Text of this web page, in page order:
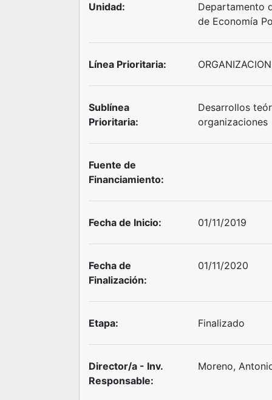
Unidad:
Departamento
de Economía
Línea Prioritaria:
Sublínea
Prioritaria:
Desarrollos
organizaciones
Fuente de
Financiamiento:
Fecha de Inicio: 01/11/2019
Fecha de
Finalización:
01/11/2020
Etapa: Finalizado
Director/a - Inv.
Responsable:
Moreno,